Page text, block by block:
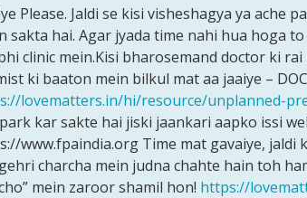
to
meri
ek
gf
h
jo
ki
pregnent…
by
Please. Jaldi se kisi visheshagya ya ache
sakta hai. Agar jyada time nahi hua hoga
clinic mein.Kisi bharosemand doctor ki
ki baaton mein bilkul mat aa jaaiye –
lovematters.in/hi/resource/unplanned-
kar sakte hai jiski jaankari aapko issi
www.fpaindia.org Time mat gavaiye, jaldi
charcha mein judna chahte hain toh
mein zaroor shamil hon! https://